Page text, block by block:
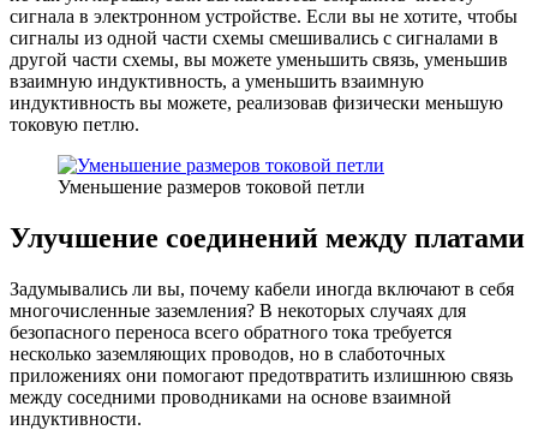
сигнала в электронном устройстве. Если вы не хотите, чтобы
сигналы из одной части схемы смешивались с сигналами в
другой части схемы, вы можете уменьшить связь, уменьшив
взаимную индуктивность, а уменьшить взаимную
индуктивность вы можете, реализовав физически меньшую
токовую петлю.
Уменьшение размеров токовой петли
Улучшение соединений между платами
Задумывались ли вы, почему кабели иногда включают в себя
многочисленные заземления? В некоторых случаях для
безопасного переноса всего обратного тока требуется
несколько заземляющих проводов, но в слаботочных
приложениях они помогают предотвратить излишнюю связь
между соседними проводниками на основе взаимной
индуктивности.